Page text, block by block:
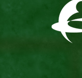
丹
波